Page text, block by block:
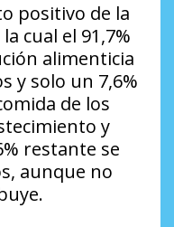
positivo de la
cual el 91,7%
alimenticia
y solo un 7,6%
de los
y
restante se
aunque no